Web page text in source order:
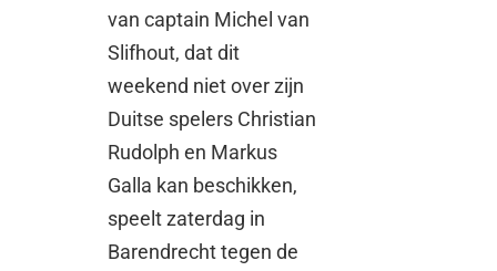
van captain Michel van
Slifhout, dat dit
weekend niet over zijn
Duitse spelers Christian
Rudolph en Markus
Galla kan beschikken,
speelt zaterdag in
Barendrecht tegen de